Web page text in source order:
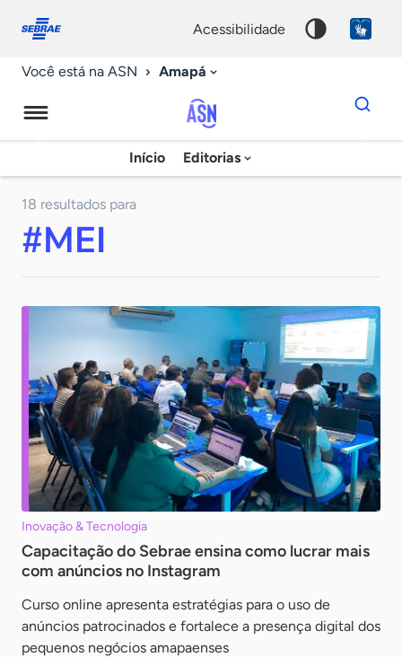
conosco
acessibilidade
Você está na ASN Amapá
Agência
Sebrae
Início Editorias
Dados
para
chave
18 resultados para
#MEI
Inovação & Tecnologia
Capacitação do Sebrae ensina como lucrar mais
com anúncios no Instagram
Curso online apresenta estratégias para o uso de
anúncios patrocinados e fortalece a presença digital dos
pequenos negócios amapaenses